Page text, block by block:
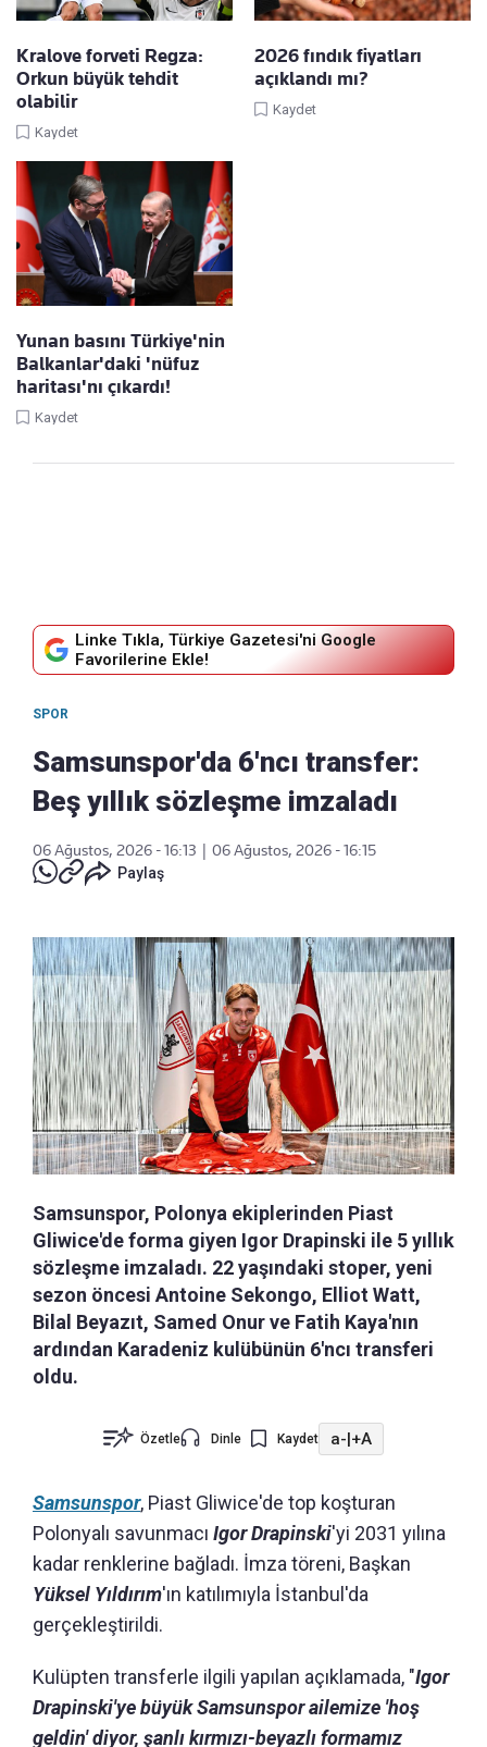
Kralove forveti Regza:
Orkun büyük tehdit
olabilir
Kaydet
2026 fındık fiyatları
açıklandı mı?
Kaydet
Yunan basını Türkiye'nin
Balkanlar'daki 'nüfuz
haritası'nı çıkardı!
Kaydet
Linke Tıkla, Türkiye Gazetesi'ni Google
Favorilerine Ekle!
SPOR
Samsunspor'da 6'ncı transfer:
Beş yıllık sözleşme imzaladı
06 Ağustos, 2026 - 16:13
06 Ağustos, 2026 - 16:15
Paylaş
Samsunspor, Polonya ekiplerinden Piast
Gliwice'de forma giyen Igor Drapinski ile 5 yıllık
sözleşme imzaladı. 22 yaşındaki stoper, yeni
sezon öncesi Antoine Sekongo, Elliot Watt,
Bilal Beyazıt, Samed Onur ve Fatih Kaya'nın
ardından Karadeniz kulübünün 6'ncı transferi
oldu.
Özetle Dinle Kaydet a-|+A
Samsunspor, Piast Gliwice'de top koşturan
Polonyalı savunmacı Igor Drapinski'yi 2031 yılına
kadar renklerine bağladı. İmza töreni, Başkan
Yüksel Yıldırım'ın katılımıyla İstanbul'da
gerçekleştirildi.
Kulüpten transferle ilgili yapılan açıklamada, "Igor
Drapinski'ye büyük Samsunspor ailemize 'hoş
geldin' diyor, şanlı kırmızı-beyazlı formamız